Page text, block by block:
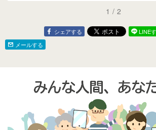
1 / 2
シェアする LINE
メールする